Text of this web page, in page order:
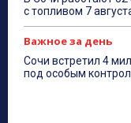
с топливом 7
Важное за день
Сочи встретил 4
под особым